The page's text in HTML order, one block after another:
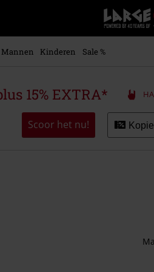
–
+
Mannen Kinderen Sale %
15% EXTRA*
Scoor het nu!